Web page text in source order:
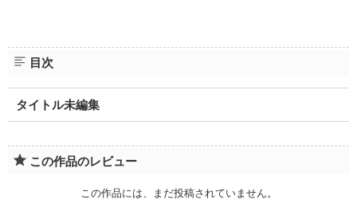
目次
タイトル未編集
この作品のレビュー
この作品には、まだ投稿されていません。